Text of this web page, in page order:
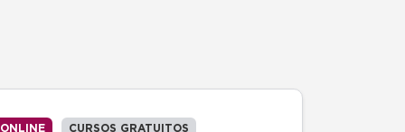
ONLINE CURSOS GRATUITOS